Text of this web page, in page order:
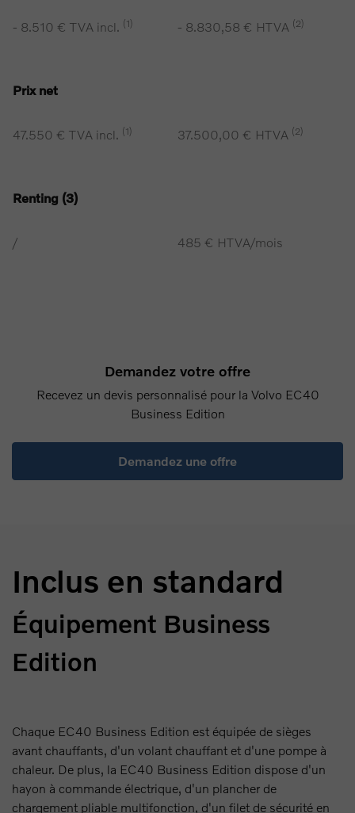
- 8.510 € TVA incl. (1) - 8.830,58 € HTVA (2)
Prix net
47.550 € TVA incl. (1) 37.500,00 € HTVA (2)
Renting (3)
/ 485 € HTVA/mois
Demandez votre offre
Recevez un devis personnalisé pour la Volvo EC40
Business Edition
Demandez une offre
Inclus en standard
Équipement Business
Edition
Chaque EC40 Business Edition est équipée de sièges
avant chauffants, d'un volant chauffant et d'une pompe à
chaleur. De plus, la EC40 Business Edition dispose d'un
hayon à commande électrique, d'un plancher de
chargement pliable multifonction, d'un filet de sécurité en